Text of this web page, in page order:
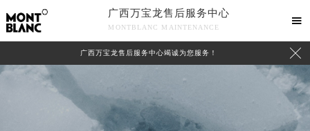
广西万宝龙售后服务中心
MONTBLANC MAINTENANCE

广西万宝龙售后服务中心竭诚为您服务！ 